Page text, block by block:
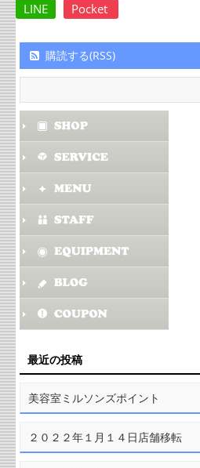
LINE Pocket
購読する(RSS)
最近の投稿
美容室ミルソンズポイント
２０２２年１月１４日店舗移転